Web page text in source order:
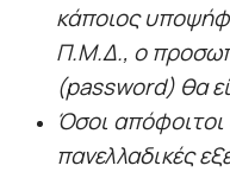
κάποιος
Π.Μ.Δ., ο
(password) θα
Όσοι απόφοιτοι
πανελλαδικές